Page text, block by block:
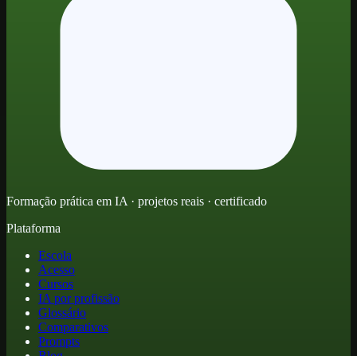
Formação prática em IA · projetos reais · certificado
Plataforma
Escola
Acesso
Cursos
IA por profissão
Glossário
Comparativos
Prompts